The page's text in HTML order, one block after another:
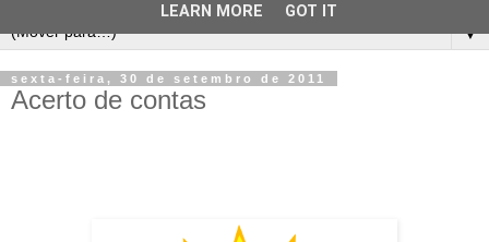
▼
sexta-feira, 30 de setembro de 2011
Acerto de contas
LEARN MORE GOT IT